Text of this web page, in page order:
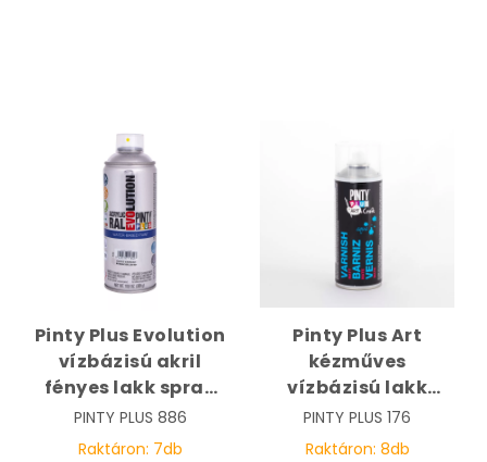
Pinty Plus Evolution
vízbázisú akril
fényes lakk spray
400 ml | PINTY PLUS
886
PINTY PLUS 886
Raktáron: 7db
Pinty Plus Art
kézműves
vízbázisú lakk
spray 400ml, matt |
PINTY PLUS 176
PINTY PLUS 176
Raktáron: 8db